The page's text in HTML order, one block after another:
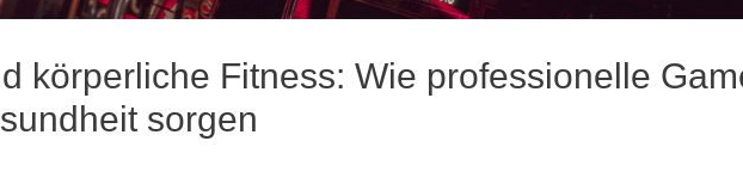
körperliche Fitness: Wie professionelle
sorgen